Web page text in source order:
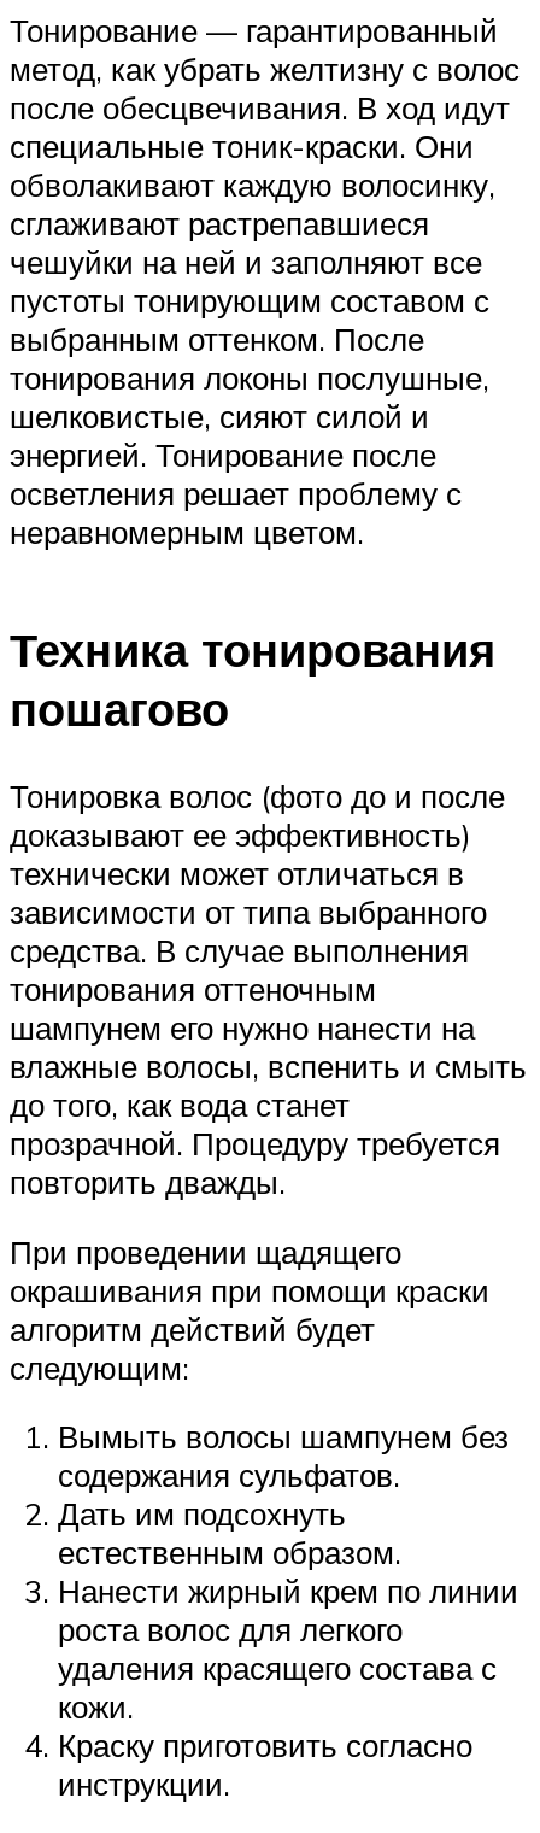
Тонирование — гарантированный
метод, как убрать желтизну с волос
после обесцвечивания. В ход идут
специальные тоник-краски. Они
обволакивают каждую волосинку,
сглаживают растрепавшиеся
чешуйки на ней и заполняют все
пустоты тонирующим составом с
выбранным оттенком. После
тонирования локоны послушные,
шелковистые, сияют силой и
энергией. Тонирование после
осветления решает проблему с
неравномерным цветом.
Техника тонирования
пошагово
Тонировка волос (фото до и после
доказывают ее эффективность)
технически может отличаться в
зависимости от типа выбранного
средства. В случае выполнения
тонирования оттеночным
шампунем его нужно нанести на
влажные волосы, вспенить и смыть
до того, как вода станет
прозрачной. Процедуру требуется
повторить дважды.
При проведении щадящего
окрашивания при помощи краски
алгоритм действий будет
следующим:
Вымыть волосы шампунем без
содержания сульфатов.
Дать им подсохнуть
естественным образом.
Нанести жирный крем по линии
роста волос для легкого
удаления красящего состава с
кожи.
Краску приготовить согласно
инструкции.